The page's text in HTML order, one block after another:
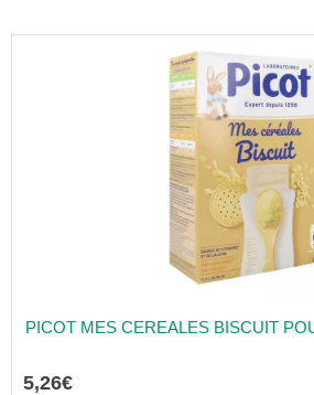
PICOT MES CEREALES BISCUIT
5,26€